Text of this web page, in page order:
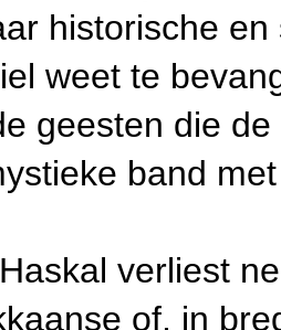
historische
weet te
geesten die
band
verliest
of, in